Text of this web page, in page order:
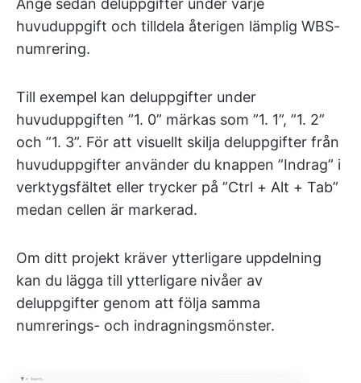
Ange sedan deluppgifter under varje
huvuduppgift och tilldela återigen lämplig WBS-
numrering.
Till exempel kan deluppgifter under
huvuduppgiften ”1. 0” märkas som ”1. 1”, ”1. 2”
och ”1. 3”. För att visuellt skilja deluppgifter från
huvuduppgifter använder du knappen ”Indrag” i
verktygsfältet eller trycker på ”Ctrl + Alt + Tab”
medan cellen är markerad.
Om ditt projekt kräver ytterligare uppdelning
kan du lägga till ytterligare nivåer av
deluppgifter genom att följa samma
numrerings- och indragningsmönster.